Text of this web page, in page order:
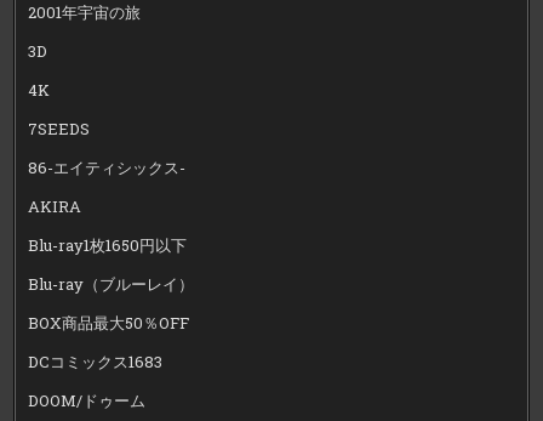
2001年宇宙の旅
3D
4K
7SEEDS
86-エイティシックス-
AKIRA
Blu-ray1枚1650円以下
Blu-ray（ブルーレイ）
BOX商品最大50％OFF
DCコミックス1683
DOOM/ドゥーム